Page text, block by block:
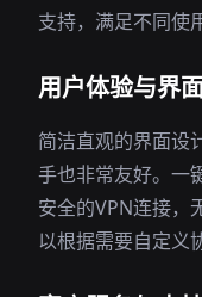
支持，满足不同使
用户体验与界
简洁直观的界面设
手也非常友好。一
安全的VPN连接，
以根据需要自定义